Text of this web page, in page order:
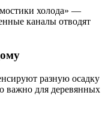
холода» —
каналы отводят
разную осадку
важно для деревянных